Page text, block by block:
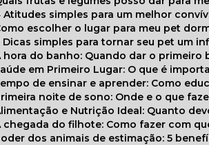
4 Atitudes simples para um melhor
Como escolher o lugar para meu pet
7 Dicas simples para tornar seu pet um
A hora do banho: Quando dar o
Saúde em Primeiro Lugar: O que é
Tempo de ensinar e aprender: Como
Primeira noite de sono: Onde e o que
Alimentação e Nutrição Ideal: Quanto
A chegada do filhote: Como fazer com
Poder dos animais de estimação: 5